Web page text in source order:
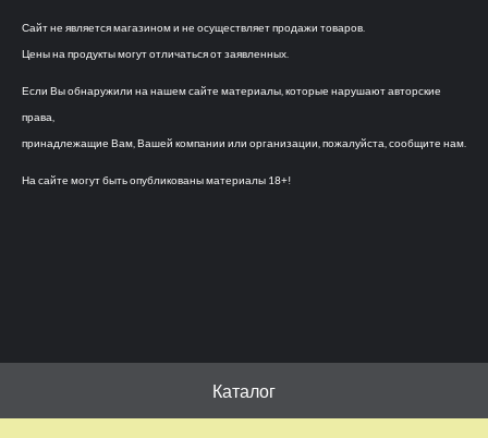
Сайт не является магазином и не осуществляет продажи товаров.
Цены на продукты могут отличаться от заявленных.
Если Вы обнаружили на нашем сайте материалы, которые нарушают авторские
права,
принадлежащие Вам, Вашей компании или организации, пожалуйста, сообщите нам.
На сайте могут быть опубликованы материалы 18+!
Каталог